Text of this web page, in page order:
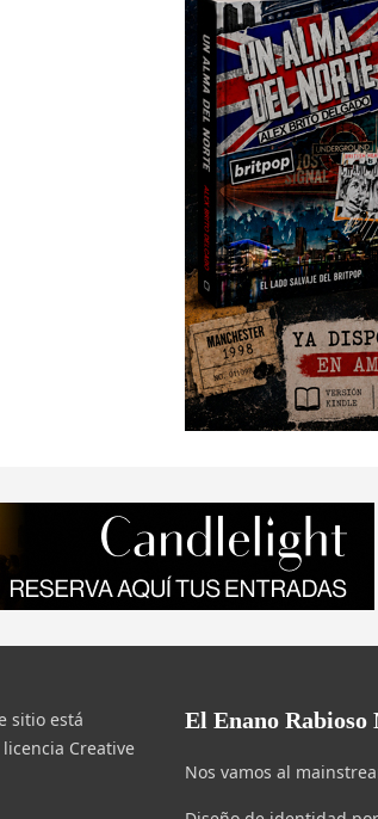
sitio está
Creative
El Enano Rabioso
Nos vamos al